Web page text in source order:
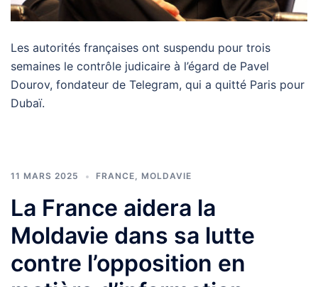
Les autorités françaises ont suspendu pour trois
semaines le contrôle judicaire à l’égard de Pavel
Dourov, fondateur de Telegram, qui a quitté Paris pour
Dubaï.
11 MARS 2025 FRANCE, MOLDAVIE
La France aidera la
Moldavie dans sa lutte
contre l’opposition en